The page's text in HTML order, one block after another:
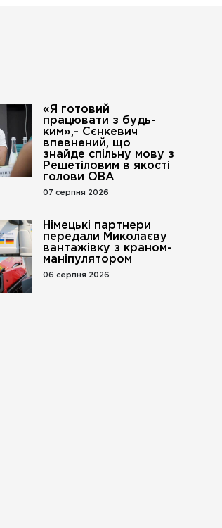
«Я готовий
працювати з будь-
ким»,- Сєнкевич
впевнений, що
знайде спільну мову з
Решетіловим в якості
голови ОВА
07 серпня 2026
Німецькі партнери
передали Миколаєву
вантажівку з краном-
маніпулятором
06 серпня 2026